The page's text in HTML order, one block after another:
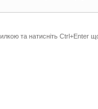
та натисніть Ctrl+Enter